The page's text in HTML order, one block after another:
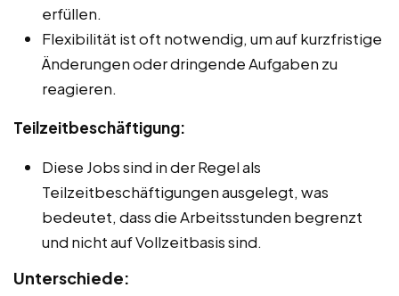
erfüllen.
Flexibilität ist oft notwendig, um auf kurzfristige
Änderungen oder dringende Aufgaben zu
reagieren.
Teilzeitbeschäftigung:
Diese Jobs sind in der Regel als
Teilzeitbeschäftigungen ausgelegt, was
bedeutet, dass die Arbeitsstunden begrenzt
und nicht auf Vollzeitbasis sind.
Unterschiede: